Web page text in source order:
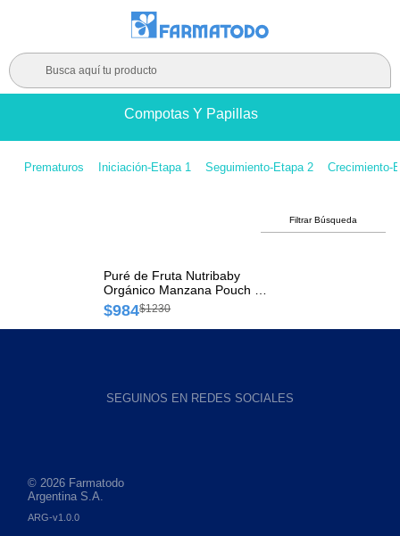
Busca aquí tu producto
Compotas Y Papillas
Prematuros Iniciación-Etapa 1 Seguimiento-Etapa 2 Crecimiento-
Filtrar Búsqueda
Puré de Fruta Nutribaby
Orgánico Manzana Pouch x
90 gr
$984$1230
SEGUINOS EN REDES SOCIALES
© 2026 Farmatodo
Argentina S.A.
ARG-v1.0.0